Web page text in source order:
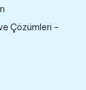
ve Çözümleri –